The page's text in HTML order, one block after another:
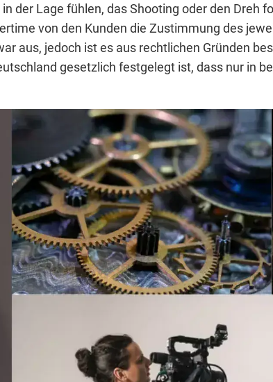
der Lage fühlen, das Shooting oder den Dreh
von den Kunden die Zustimmung des
aus, jedoch ist es aus rechtlichen Gründen
gesetzlich festgelegt ist, dass nur in